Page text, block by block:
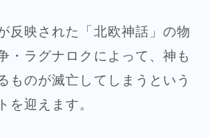
反映された「北欧神話」の物
・ラグナロクによって、神も
ものが滅亡してしまうという
を迎えます。